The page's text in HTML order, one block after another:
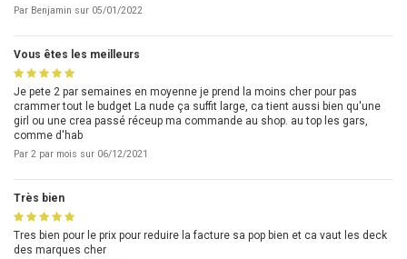
Par Benjamin sur 05/01/2022
Vous êtes les meilleurs
Je pete 2 par semaines en moyenne je prend la moins cher pour pas
crammer tout le budget La nude ça suffit large, ca tient aussi bien qu'une
girl ou une crea passé réceup ma commande au shop. au top les gars,
comme d'hab
Par 2 par mois sur 06/12/2021
Très bien
Tres bien pour le prix pour reduire la facture sa pop bien et ca vaut les deck
des marques cher